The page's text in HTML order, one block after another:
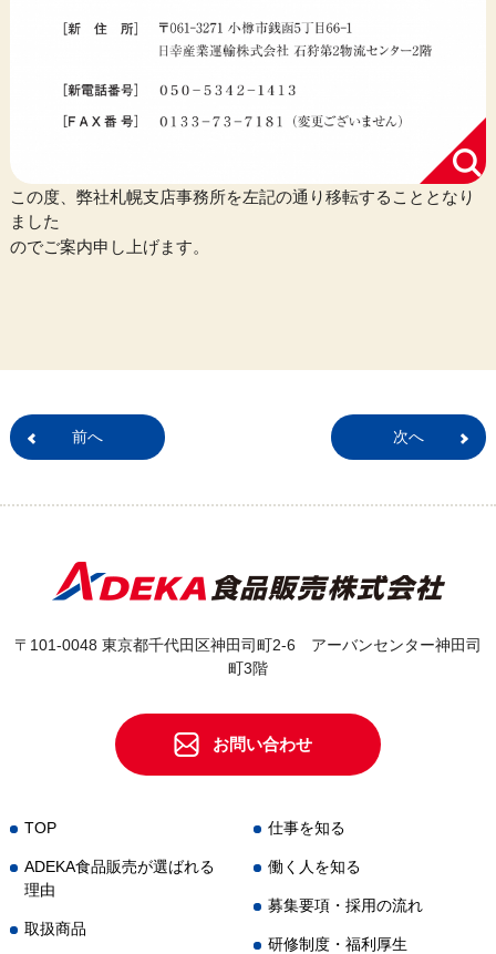
この度、弊社札幌支店事務所を左記の通り移転することとなり
ました
のでご案内申し上げます。
前へ 次へ
〒101-0048 東京都千代田区神田司町2-6 アーバンセンター神田司
町3階
お問い合わせ
TOP
ADEKA食品販売が選ばれる
理由
取扱商品
仕事を知る
働く人を知る
募集要項・採用の流れ
研修制度・福利厚生